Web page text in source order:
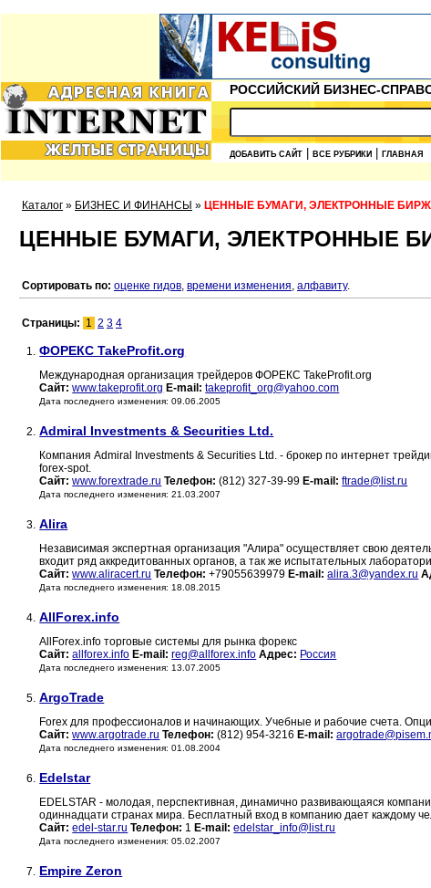
РОССИЙСКИЙ БИЗНЕС-
ДОБАВИТЬ САЙТ ВСЕ РУБРИКИ ГЛАВНАЯ
Каталог » БИЗНЕС И ФИНАНСЫ » ЦЕННЫЕ БУМАГИ, ЭЛЕКТРОННЫЕ
ЦЕННЫЕ БУМАГИ, ЭЛЕКТРОННЫЕ
Сортировать по: оценке гидов, времени изменения, алфавиту.
Страницы: 1 2 3 4
1. ФОРЕКС TakeProfit.org
Международная организация трейдеров ФОРЕКС TakeProfit.org
Сайт: www.takeprofit.org E-mail: takeprofit_org@yahoo.com
Дата последнего изменения: 09.06.2005
2. Admiral Investments & Securities Ltd.
Компания Admiral Investments & Securities Ltd. - брокер по интернет
forex-spot.
Сайт: www.forextrade.ru Телефон: (812) 327-39-99 E-mail: ftrade@list.ru
Дата последнего изменения: 21.03.2007
3. Alira
Независимая экспертная организация "Алира" осуществляет свою
входит ряд аккредитованных органов, а так же испытательных
Сайт: www.aliracert.ru Телефон: +79055639979 E-mail: alira.3@yandex.ru
Дата последнего изменения: 18.08.2015
4. AllForex.info
AllForex.info торговые системы для рынка форекс
Сайт: allforex.info E-mail: reg@allforex.info Адрес: Россия
Дата последнего изменения: 13.07.2005
5. ArgoTrade
Forex для профессионалов и начинающих. Учебные и рабочие счета.
Сайт: www.argotrade.ru Телефон: (812) 954-3216 E-mail:
Дата последнего изменения: 01.08.2004
6. Edelstar
EDELSTAR - молодая, перспективная, динамично развивающаяся
одиннадцати странах мира. Бесплатный вход в компанию дает каждому
Сайт: edel-star.ru Телефон: 1 E-mail: edelstar_info@list.ru
Дата последнего изменения: 05.02.2007
7. Empire Zeron